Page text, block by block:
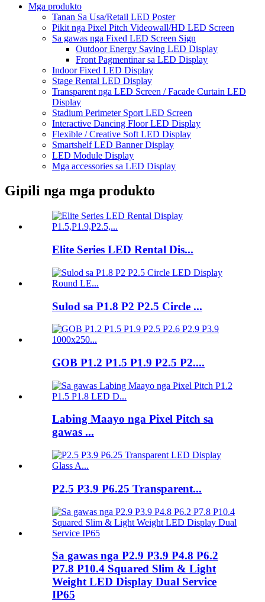
Mga produkto
Tanan Sa Usa/Retail LED Poster
Pikit nga Pixel Pitch Videowall/HD LED Screen
Sa gawas nga Fixed LED Screen Sign
Outdoor Energy Saving LED Display
Front Pagmentinar sa LED Display
Indoor Fixed LED Display
Stage Rental LED Display
Transparent nga LED Screen / Facade Curtain LED
Display
Stadium Perimeter Sport LED Screen
Interactive Dancing Floor LED Display
Flexible / Creative Soft LED Display
Smartshelf LED Banner Display
LED Module Display
Mga accessories sa LED Display
Gipili nga mga produkto
Elite Series LED Rental Dis...
Sulod sa P1.8 P2 P2.5 Circle ...
GOB P1.2 P1.5 P1.9 P2.5 P2....
Labing Maayo nga Pixel Pitch sa
gawas ...
P2.5 P3.9 P6.25 Transparent...
Sa gawas nga P2.9 P3.9 P4.8 P6.2
P7.8 P10.4 Squared Slim & Light
Weight LED Display Dual Service
IP65